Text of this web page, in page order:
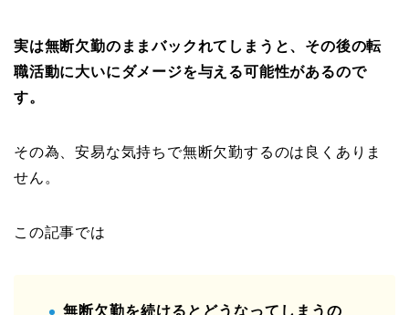
実は無断欠勤のままバックれてしまうと、その後の転
職活動に大いにダメージを与える可能性があるので
す。
その為、安易な気持ちで無断欠勤するのは良くありま
せん。
この記事では
無断欠勤を続けるとどうなってしまうの